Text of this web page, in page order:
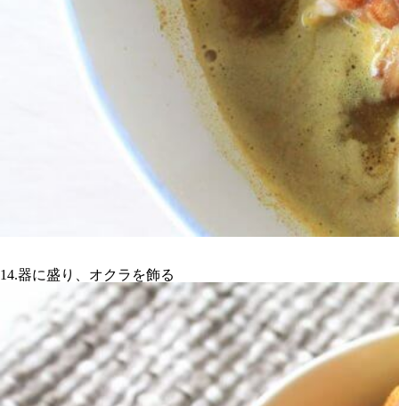
14.器に盛り、オクラを飾る